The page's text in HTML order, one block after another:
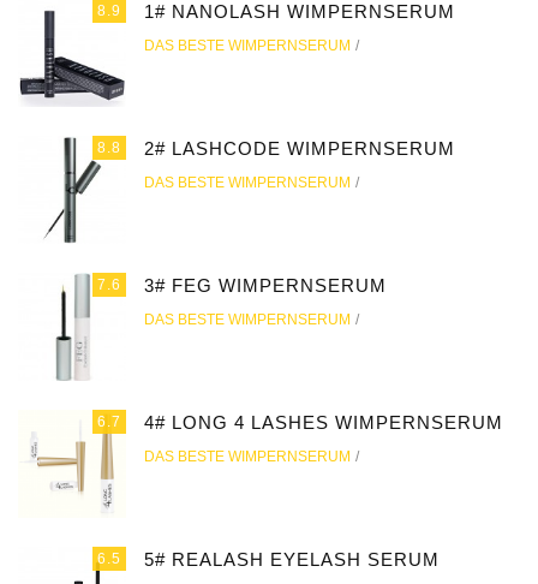
8.9 1# NANOLASH WIMPERNSERUM
DAS BESTE WIMPERNSERUM
8.8 2# LASHCODE WIMPERNSERUM
DAS BESTE WIMPERNSERUM
7.6 3# FEG WIMPERNSERUM
DAS BESTE WIMPERNSERUM
6.7 4# LONG 4 LASHES WIMPERNSERUM
DAS BESTE WIMPERNSERUM
6.5 5# REALASH EYELASH SERUM